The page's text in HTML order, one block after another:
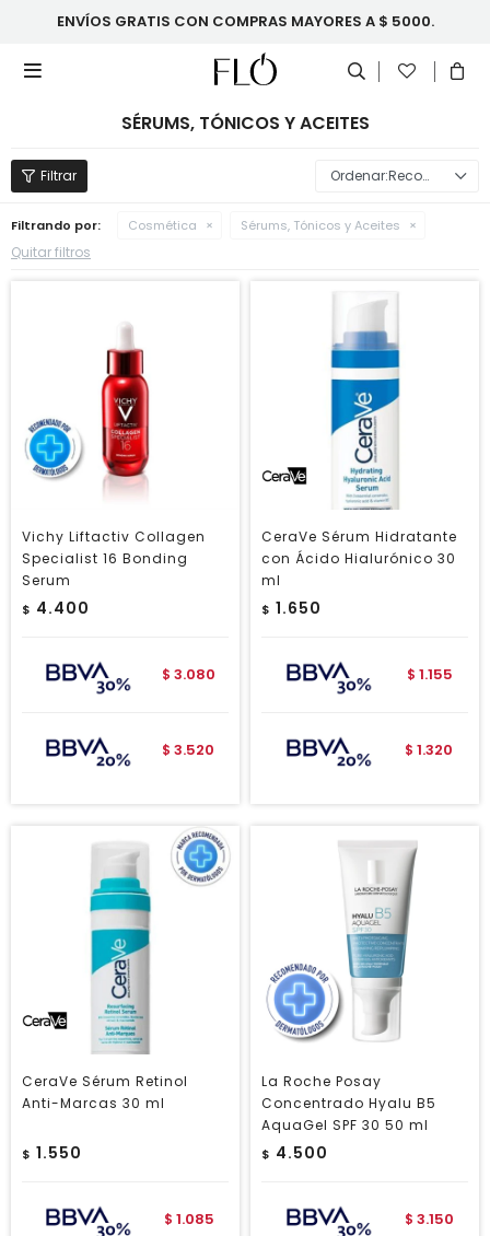
ENVÍOS GRATIS CON COMPRAS MAYORES A $ 5000.

SÉRUMS, TÓNICOS Y ACEITES
Recomendados
Filtrando por: Cosmética Sérums, Tónicos y Aceites
Quitar filtros
Vichy Liftactiv Collagen
Specialist 16 Bonding
Serum
$ 4.400
$ 3.080
$ 3.520
CeraVe Sérum Hidratante
con Ácido Hialurónico 30
ml
$ 1.650
$ 1.155
$ 1.320
CeraVe Sérum Retinol
Anti-Marcas 30 ml
$ 1.550
$ 1.085
La Roche Posay
Concentrado Hyalu B5
AquaGel SPF 30 50 ml
$ 4.500
$ 3.150